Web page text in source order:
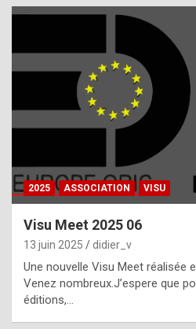
f
h
a
t
t
2025 ASSOCIATION VISU
Visu Meet 2025 06
13 juin 2025 didier_v
Une nouvelle Visu Meet réalisée
Venez nombreux.J’espere que
éditions,…